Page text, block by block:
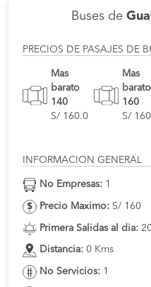
Buses de
PRECIOS DE PASAJES DE
Mas
barato
140
S/ 160.0
Mas
barato
160
S/
INFORMACION GENERAL
No Empresas: 1
Precio Maximo: S/ 160
Primera Salidas al dia:
Distancia: 0 Kms
No Servicios: 1